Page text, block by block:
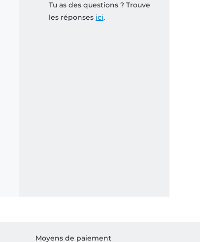
Tu as des questions ? Trouve
les réponses ici.
Moyens de paiement